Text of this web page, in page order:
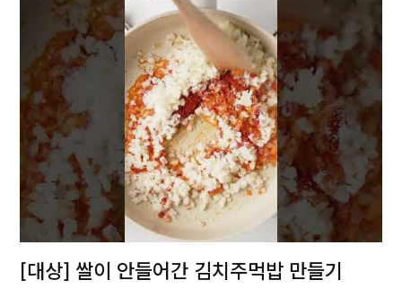
[대상] 쌀이 안들어간 김치주먹밥 만들기